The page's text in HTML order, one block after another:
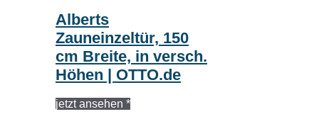
Alberts
Zauneinzeltür, 150
cm Breite, in versch.
Höhen | OTTO.de
jetzt ansehen *